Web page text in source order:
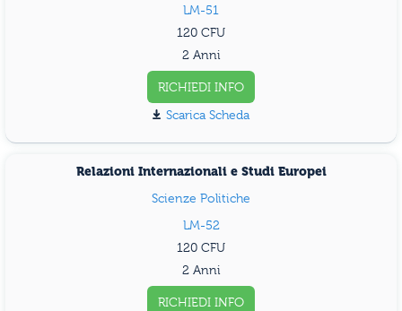
LM-51
120
2 Anni
RICHIEDI INFO
Scarica Scheda
Relazioni Internazionali e Studi Europei
Scienze Politiche
LM-52
120
2 Anni
RICHIEDI INFO